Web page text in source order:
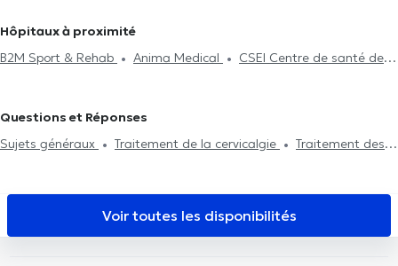
Kinésithérapeutes à Anderlecht
Kinésithérapeutes à Lessines
Crochetage
Problème de dos
Hôpitaux à proximité
B2M Sport & Rehab
Anima Medical
CSEI Centre de santé des
Centre Glycine et Lilas
City-Clinic Chirec Louise
Centre Médical Rebalance
Kiné
Cabinet du Châtelain
Centre Ocadia Centre Kiné +
Cabinet
Ixelles Dental Care
Questions et Réponses
Sujets généraux
Traitement de la cervicalgie
Traitement des
Voir toutes les disponibilités